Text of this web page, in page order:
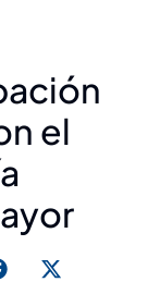
el